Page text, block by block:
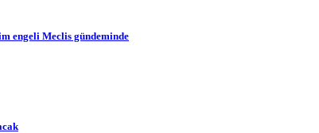
engeli Meclis gündeminde